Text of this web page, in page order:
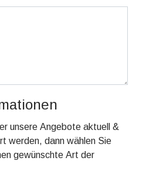
unsere Angebote aktuell &
werden, dann wählen Sie
gewünschte Art der